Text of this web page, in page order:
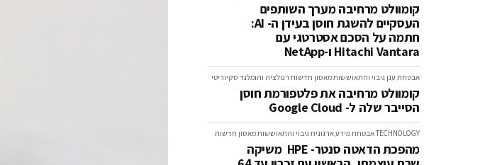
קומוולט מרחיבה מערך השותפים
העסקיים להשגת חוסן בעידן ה- AI:
חתמה על הסכם אסטרטגי עם
Hitachi Vantara ו-NetApp
אבטחת ענן גיבוי והתאוששות מאסון חדשות רגולציה והומלנד סקיוריטי
קומוולט מרחיבה את פלטפורמת חוסן
הסייבר שלה ל- Google Cloud
TECHNOLOGYאבטחת מידע ארגוניתגיבוי והתאוששות מאסון חדשות
מהפכת הדאטה סנטר- HPE משיקה